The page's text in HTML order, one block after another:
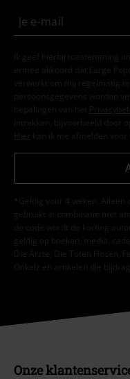
Ik geef hierbij toestemming
ermee akkoord dat Large
verwerkt om mij regelmatig
persoonsgegevens worden
bepalingen van het
intrekken, bijvoorbeeld door
Hier kan ik me afmelden voor
*Geldig voor 4 weken. Alleen
gebruikt in combinatie met
de code wordt de korting
geldig op boeken, media,
Die Ärzte, Die Toten Hosen,
Onkelz en artikelen die
Onze